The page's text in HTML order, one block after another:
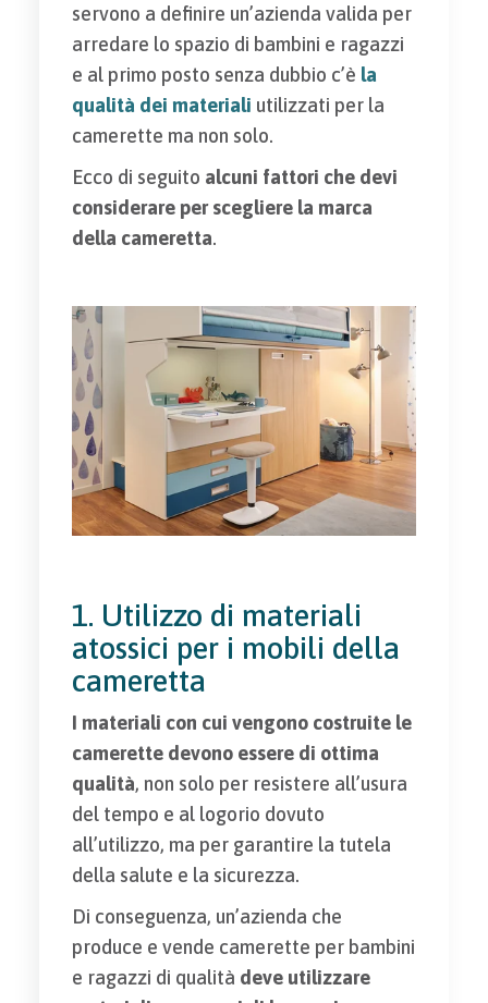
servono a definire un’azienda valida per
arredare lo spazio di bambini e ragazzi
e al primo posto senza dubbio c’è la
qualità dei materiali utilizzati per la
camerette ma non solo.
Ecco di seguito alcuni fattori che devi
considerare per scegliere la marca
della cameretta.
1. Utilizzo di materiali
atossici per i mobili della
cameretta
I materiali con cui vengono costruite le
camerette devono essere di ottima
qualità, non solo per resistere all’usura
del tempo e al logorio dovuto
all’utilizzo, ma per garantire la tutela
della salute e la sicurezza.
Di conseguenza, un’azienda che
produce e vende camerette per bambini
e ragazzi di qualità deve utilizzare